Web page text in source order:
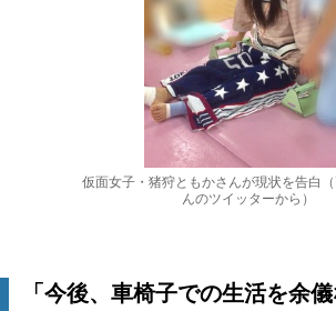
仮面女子・猪狩ともかさんが現状を告白
んのツイッターから）
「今後、車椅子での生活を余